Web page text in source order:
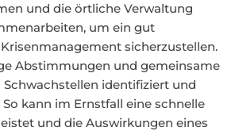
und die örtliche Verwaltung
um ein gut
sicherzustellen.
Abstimmungen und gemeinsame
identifiziert und
kann im Ernstfall eine schnelle
und die Auswirkungen eines